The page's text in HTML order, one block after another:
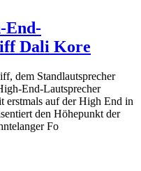
End-
Dali Kore
dem Standlautsprecher
End-Lautsprecher
auf der High End in
den Höhepunkt der
Fo